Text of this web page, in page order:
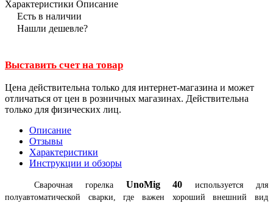
Характеристики Описание
Есть в наличии
Нашли дешевле?
Выставить счет на товар
Цена действительна только для интернет-магазина и может
отличаться от цен в розничных магазинах. Действительна
только для физических лиц.
Описание
Отзывы
Характеристики
Инструкции и обзоры
Сварочная горелка UnoMig 40 используется для
полуавтоматической сварки, где важен хороший внешний вид